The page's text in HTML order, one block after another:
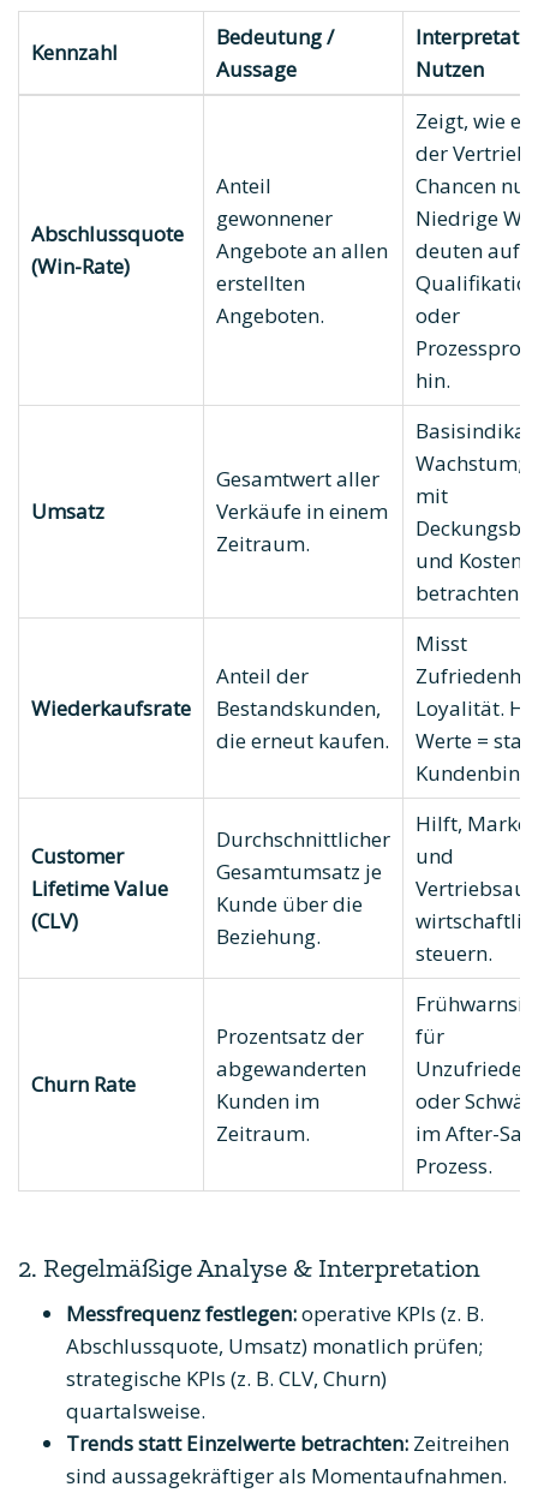
Kennzahl
Bedeutung /
Aussage
Nutzen
Abschlussquote
(Win-Rate)
Anteil
gewonnener
Angebote an allen
erstellten
Angeboten.
Zeigt, wie
der Vertrieb
Chancen
Niedrige
deuten auf
oder
hin.
Umsatz
Gesamtwert aller
Verkäufe in einem
Zeitraum.
Wachstum;
mit
und Kosten
betrachten.
Wiederkaufsrate
Anteil der
Bestandskunden,
die erneut kaufen.
Misst
Loyalität.
Werte =
Customer
Lifetime Value
(CLV)
Durchschnittlicher
Gesamtumsatz je
Kunde über die
Beziehung.
Hilft,
und
steuern.
Churn Rate
Prozentsatz der
abgewanderten
Kunden im
Zeitraum.
für
oder
im After-
Prozess.
2. Regelmäßige Analyse & Interpretation
Messfrequenz festlegen:operative KPIs (z. B.
Abschlussquote, Umsatz) monatlich prüfen;
strategische KPIs (z. B. CLV, Churn)
quartalsweise.
Trends statt Einzelwerte betrachten: Zeitreihen
sind aussagekräftiger als Momentaufnahmen.